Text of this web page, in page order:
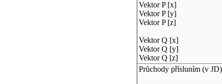
Vektor P [x]
Vektor P [y]
Vektor P [z]
Vektor Q [x]
Vektor Q [y]
Vektor Q [z]
Průchody přísluním (v JD)